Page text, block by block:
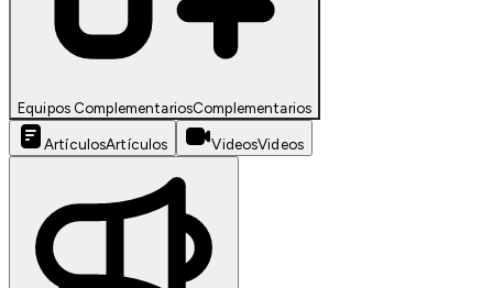
Equipos ComplementariosComplementarios
ArtículosArtículos VideosVideos